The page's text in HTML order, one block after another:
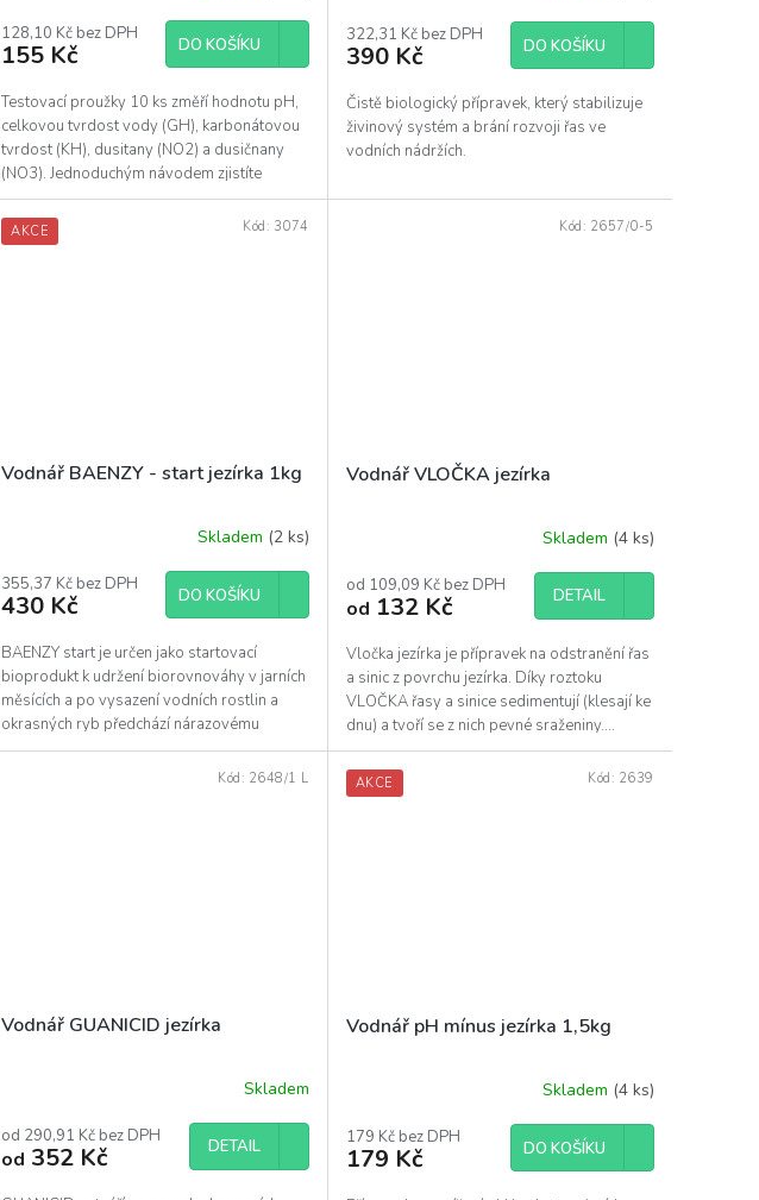
128,10 Kč bez DPH
155 Kč DO KOŠÍKU
Testovací proužky 10 ks změří hodnotu pH,
celkovou tvrdost vody (GH), karbonátovou
tvrdost (KH), dusitany (NO2) a dusičnany
(NO3). Jednoduchým návodem zjistíte
hodnoty snadno a...
322,31 Kč bez DPH
390 Kč DO KOŠÍKU
Čistě biologický přípravek, který stabilizuje
živinový systém a brání rozvoji řas ve
vodních nádržích.
AKCE
Vodnář BAENZY - start jezírka 1kg
Skladem (2 ks)
355,37 Kč bez DPH
430 Kč DO KOŠÍKU
BAENZY start je určen jako startovací
bioprodukt k udržení biorovnováhy v jarních
měsících a po vysazení vodních rostlin a
okrasných ryb předchází nárazovému
zatížení.
Kód: 3074
Vodnář VLOČKA jezírka
Skladem (4 ks)
od 109,09 Kč bez DPH
od 132 Kč DETAIL
Vločka jezírka je přípravek na odstranění řas
a sinic z povrchu jezírka. Díky roztoku
VLOČKA řasy a sinice sedimentují (klesají ke
dnu) a tvoří se z nich pevné sraženiny....
Kód: 2657/0-5
Vodnář GUANICID jezírka
Skladem
od 290,91 Kč bez DPH
od 352 Kč DETAIL
Kód: 2648/1 L AKCE
Vodnář pH mínus jezírka 1,5kg
Skladem (4 ks)
179 Kč bez DPH
179 Kč DO KOŠÍKU
Kód: 2639